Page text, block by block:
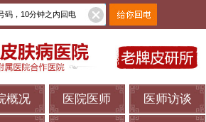
概况 医院医师 医师访谈